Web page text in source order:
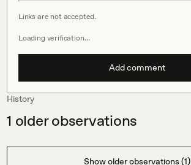
Links are not accepted.
Loading verification…
Add comment
History
1 older observations
Show older observations (1)